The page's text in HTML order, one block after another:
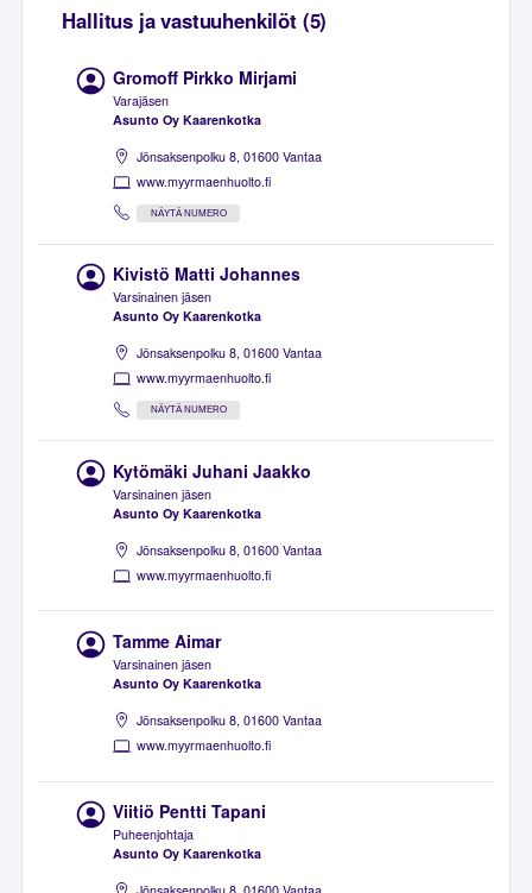
Hallitus ja vastuuhenkilöt (5)
Gromoff Pirkko Mirjami
Varajäsen
Asunto Oy Kaarenkotka
Jönsaksenpolku 8, 01600 Vantaa
www.myyrmaenhuolto.fi
NÄYTÄ NUMERO
Kivistö Matti Johannes
Varsinainen jäsen
Asunto Oy Kaarenkotka
Jönsaksenpolku 8, 01600 Vantaa
www.myyrmaenhuolto.fi
NÄYTÄ NUMERO
Kytömäki Juhani Jaakko
Varsinainen jäsen
Asunto Oy Kaarenkotka
Jönsaksenpolku 8, 01600 Vantaa
www.myyrmaenhuolto.fi
Tamme Aimar
Varsinainen jäsen
Asunto Oy Kaarenkotka
Jönsaksenpolku 8, 01600 Vantaa
www.myyrmaenhuolto.fi
Viitiö Pentti Tapani
Puheenjohtaja
Asunto Oy Kaarenkotka